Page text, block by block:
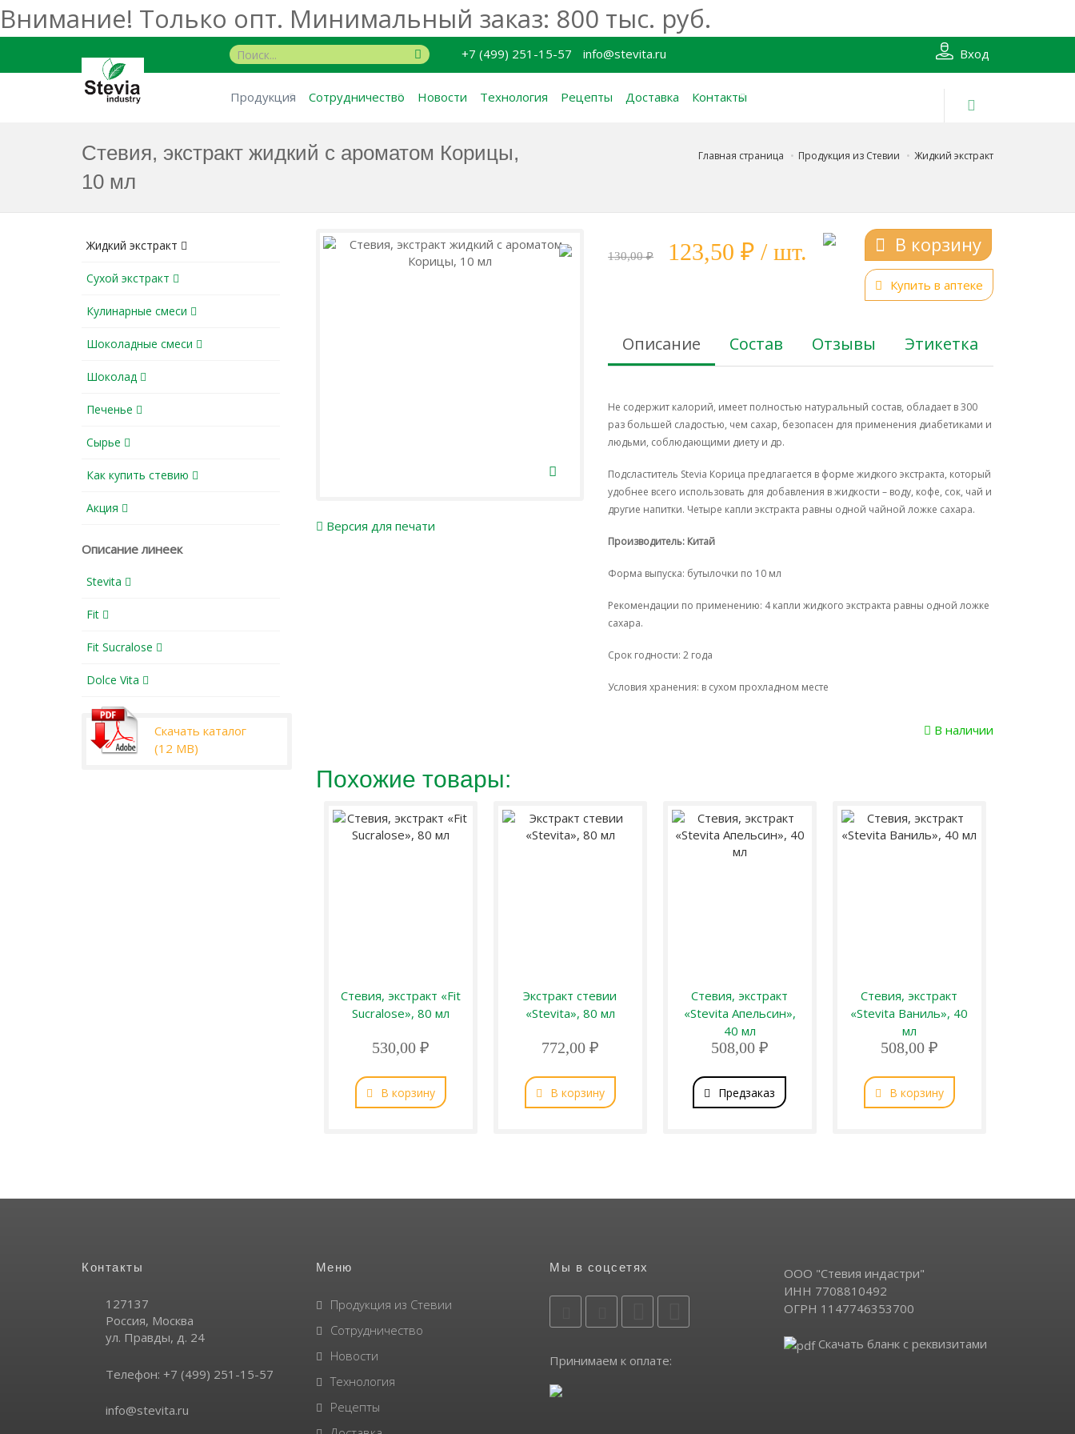
Внимание! Только опт. Минимальный заказ: 800 тыс. руб.
Вход
+7 (499) 251-15-57 info@stevita.ru
Продукция Сотрудничество Новости Технология Рецепты Доставка Контакты
Стевия, экстракт жидкий с ароматом Корицы,
10 мл
Главная страница Продукция из Стевии Жидкий экстракт
Жидкий экстракт
Сухой экстракт
Кулинарные смеси
Шоколадные смеси
Шоколад
Печенье
Сырье
Как купить стевию
Акция
Описание линеек
Stevita
Fit
Fit Sucralose
Dolce Vita
Скачать каталог
(12 MB)
Версия для печати
130,00 ₽ 123,50 ₽ / шт. В корзину
Купить в аптеке
Описание Состав Отзывы Этикетка
Не содержит калорий, имеет полностью натуральный состав, обладает в 300
раз большей сладостью, чем сахар, безопасен для применения диабетиками и
людьми, соблюдающими диету и др.
Подсластитель Stevia Корица предлагается в форме жидкого экстракта, который
удобнее всего использовать для добавления в жидкости – воду, кофе, сок, чай и
другие напитки. Четыре капли экстракта равны одной чайной ложке сахара.
Производитель: Китай
Форма выпуска: бутылочки по 10 мл
Рекомендации по применению: 4 капли жидкого экстракта равны одной ложке
сахара.
Срок годности: 2 года
Условия хранения: в сухом прохладном месте
В наличии
Похожие товары:
Стевия, экстракт «Fit
Sucralose», 80 мл
530,00 ₽
В корзину
Экстракт стевии
«Stevita», 80 мл
772,00 ₽
В корзину
Стевия, экстракт
«Stevita Апельсин»,
40 мл
508,00 ₽
Предзаказ
Стевия, экстракт
«Stevita Ваниль», 40
мл
508,00 ₽
В корзину
Контакты
127137
Россия, Москва
ул. Правды, д. 24
Телефон: +7 (499) 251-15-57
info@stevita.ru
Меню
Продукция из Стевии
Сотрудничество
Новости
Технология
Рецепты
Мы в соцсетях
Принимаем к оплате:
ООО "Стевия индастри"
ИНН 7708810492
ОГРН 1147746353700
Скачать бланк с реквизитами